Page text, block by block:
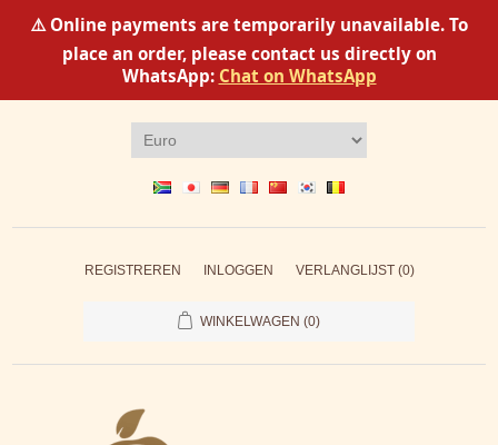
⚠️ Online payments are temporarily unavailable. To
place an order, please contact us directly on
WhatsApp: Chat on WhatsApp
REGISTREREN INLOGGEN VERLANGLIJST (0)
WINKELWAGEN (0)